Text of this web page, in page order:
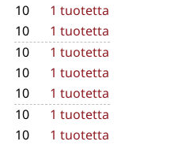
10
1 tuotetta
10
1 tuotetta
10
1 tuotetta
10
1 tuotetta
10
1 tuotetta
10
1 tuotetta
10
1 tuotetta